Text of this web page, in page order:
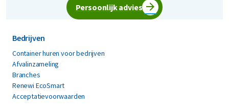
Persoonlijk advies
Bedrijven
Container huren voor bedrijven
Afvalinzameling
Branches
Renewi EcoSmart
Acceptatievoorwaarden